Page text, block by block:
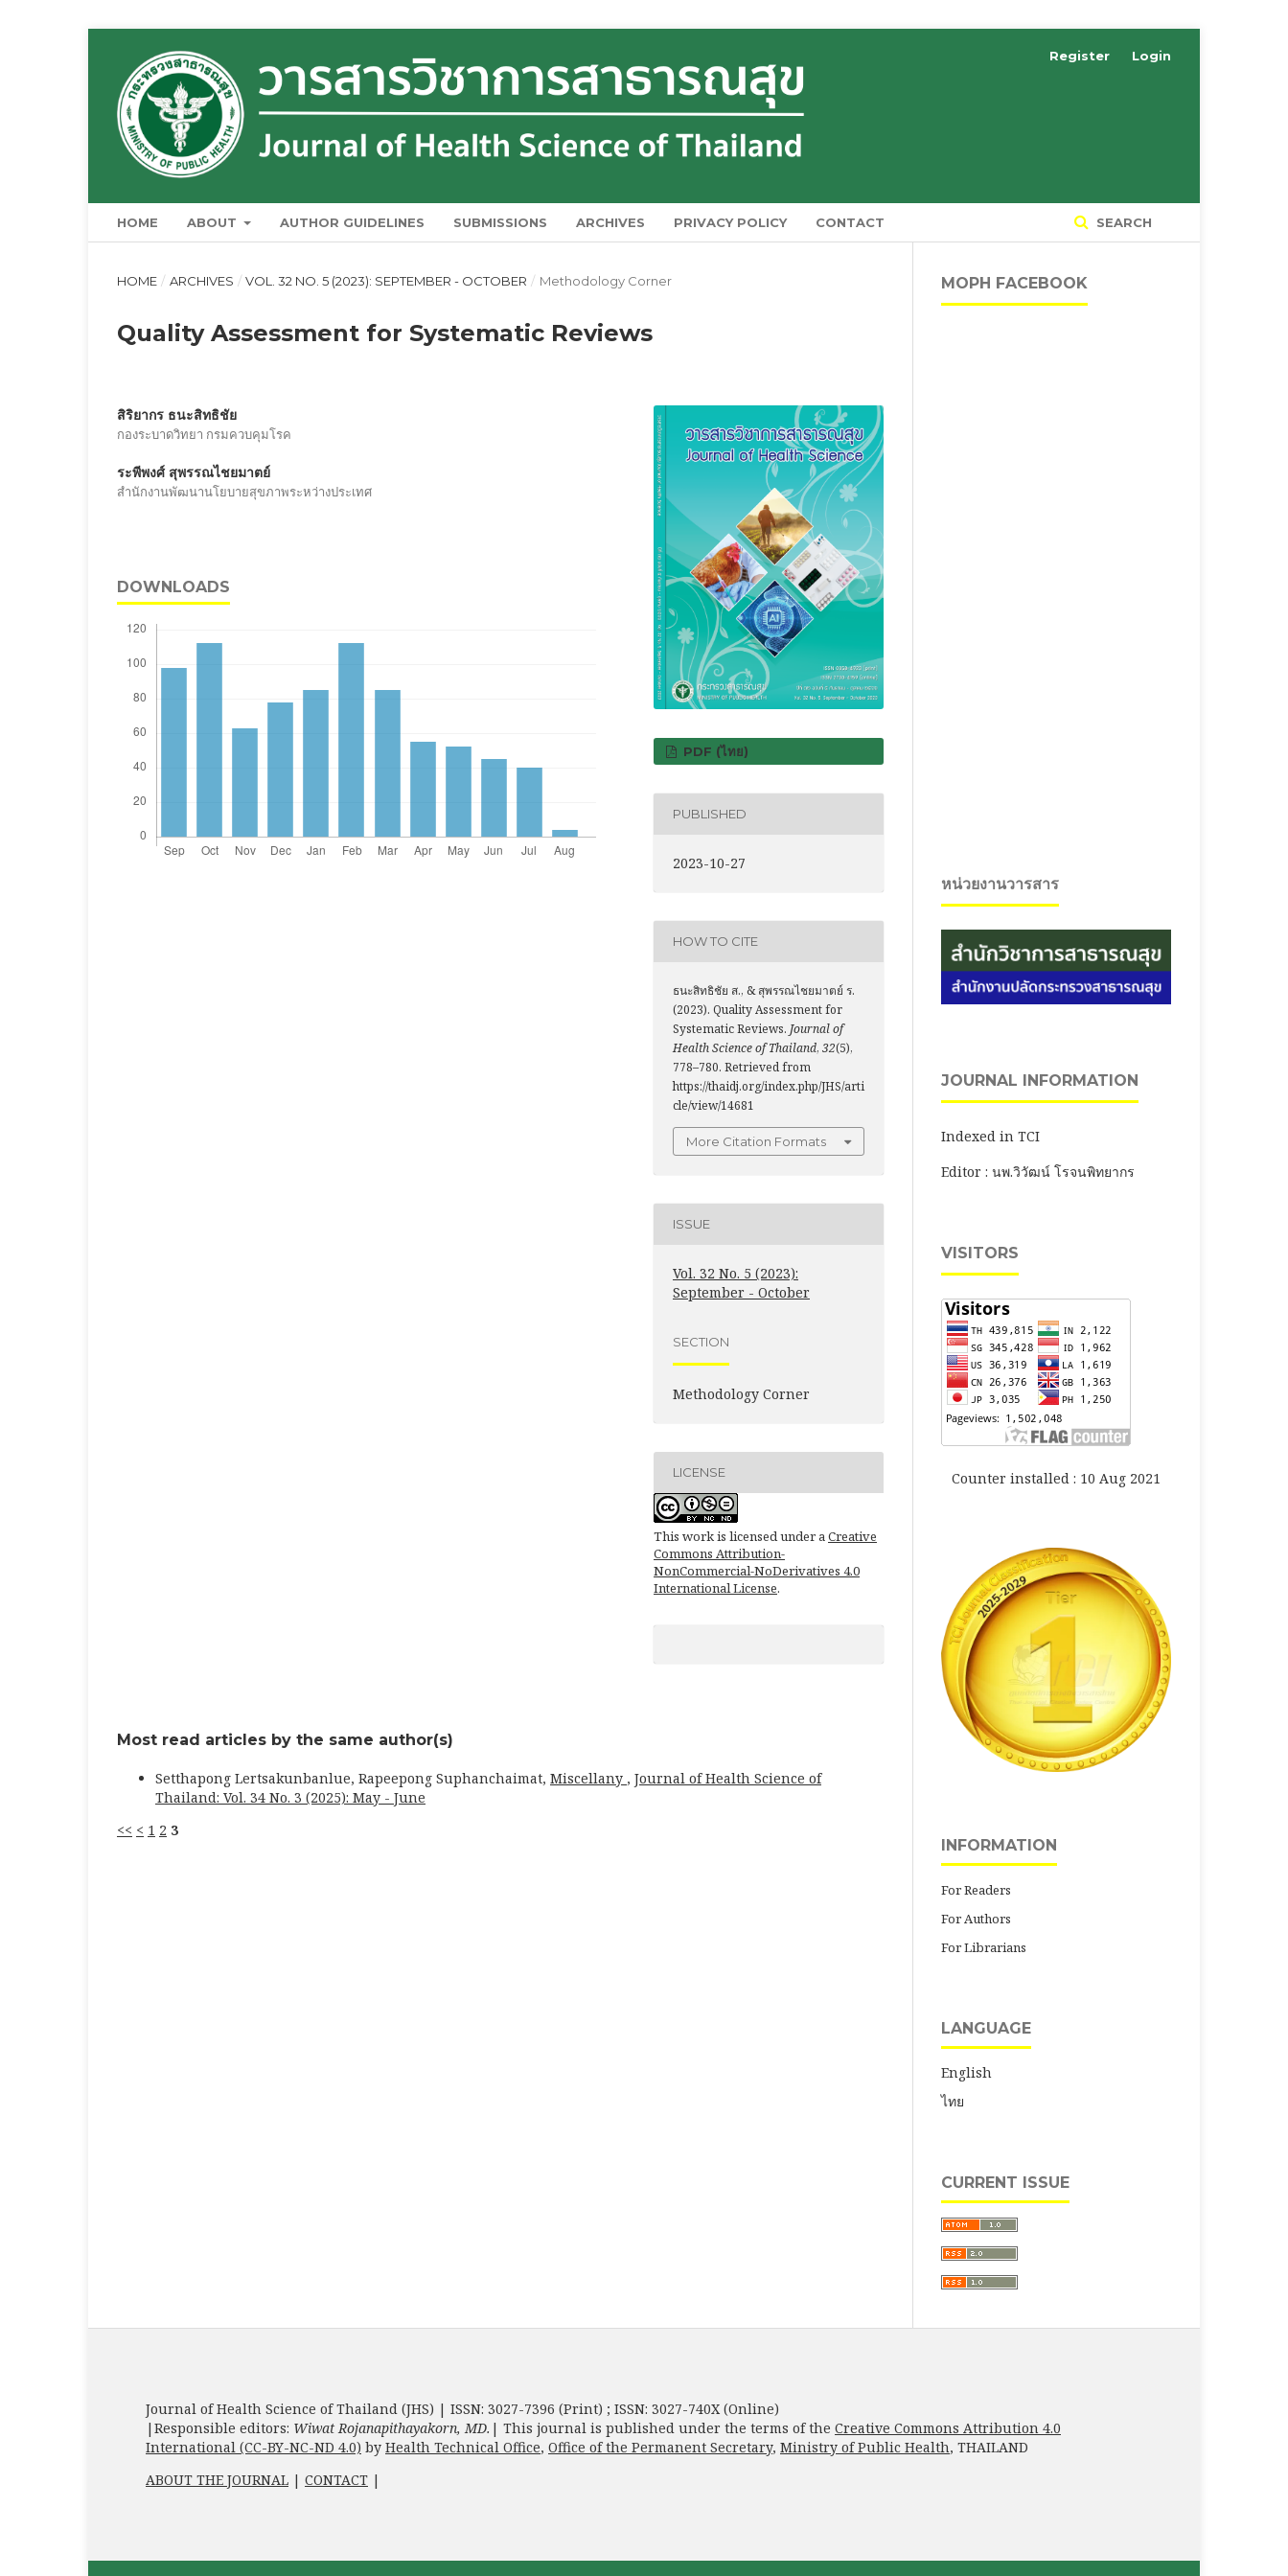
HOME ABOUT AUTHOR GUIDELINES SUBMISSIONS ARCHIVES PRIVACY POLICY CONTACT SEARCH
Register Login
HOME / ARCHIVES / VOL. 32 NO. 5 (2023): SEPTEMBER - OCTOBER / Methodology Corner
Quality Assessment for Systematic Reviews
สิริยากร ธนะสิทธิชัย
กองระบาดวิทยา กรมควบคุมโรค
ระพีพงศ์ สุพรรณไชยมาตย์
สำนักงานพัฒนานโยบายสุขภาพระหว่างประเทศ
DOWNLOADS
PDF (ไทย)
PUBLISHED
2023-10-27
HOW TO CITE
ธนะสิทธิชัย ส., & สุพรรณไชยมาตย์ ร.
(2023). Quality Assessment for
Systematic Reviews. Journal of
Health Science of Thailand, 32(5),
778–780. Retrieved from
https://thaidj.org/index.php/JHS/arti
cle/view/14681
More Citation Formats
ISSUE
Vol. 32 No. 5 (2023):
September - October
SECTION
Methodology Corner
LICENSE
This work is licensed under aCreative
Commons Attribution-
NonCommercial-NoDerivatives 4.0
International License.
Most read articles by the same author(s)
Setthapong Lertsakunbanlue, Rapeepong Suphanchaimat, Miscellany , Journal of Health Science of
Thailand: Vol. 34 No. 3 (2025): May - June
<< < 1 2 3
MOPH FACEBOOK
หน่วยงานวารสาร
JOURNAL INFORMATION
Indexed in TCI
Editor : นพ.วิวัฒน์ โรจนพิทยากร
VISITORS
Counter installed : 10 Aug 2021
INFORMATION
For Readers
For Authors
For Librarians
LANGUAGE
English
ไทย
CURRENT ISSUE
Journal of Health Science of Thailand (JHS) | ISSN: 3027-7396 (Print) ; ISSN: 3027-740X (Online)
|Responsible editors: Wiwat Rojanapithayakorn, MD. | This journal is published under the terms of the Creative Commons Attribution 4.0
International (CC-BY-NC-ND 4.0) by Health Technical Office, Office of the Permanent Secretary, Ministry of Public Health, THAILAND
ABOUT THE JOURNAL | CONTACT |